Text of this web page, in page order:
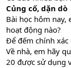
Củng cố, dặn dò
Bài học hôm nay,
hoạt động nào?
Để đếm chính xác
Về nhà, em hãy
20 được sử dụng